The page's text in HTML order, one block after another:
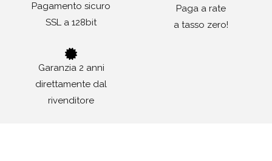
Pagamento sicuro
SSL a 128bit
Paga a rate
a tasso zero!
Garanzia 2 anni
direttamente dal
rivenditore